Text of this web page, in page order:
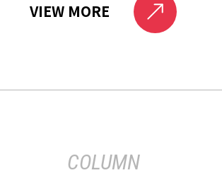
VIEW MORE
COLUMN